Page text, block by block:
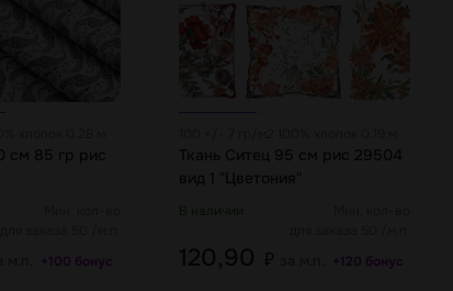
В наличии